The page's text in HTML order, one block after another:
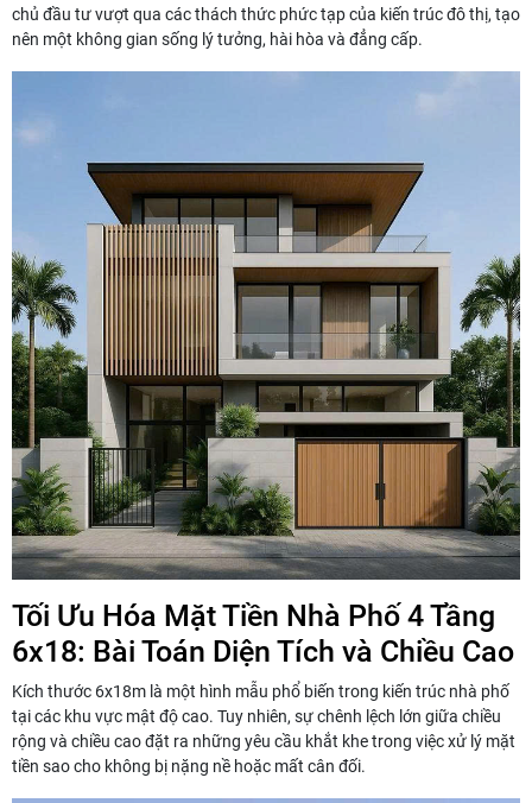
chủ đầu tư vượt qua các thách thức phức tạp của kiến trúc đô thị, tạo
nên một không gian sống lý tưởng, hài hòa và đẳng cấp.
Tối Ưu Hóa Mặt Tiền Nhà Phố 4 Tầng
6x18: Bài Toán Diện Tích và Chiều Cao
Kích thước 6x18m là một hình mẫu phổ biến trong kiến trúc nhà phố
tại các khu vực mật độ cao. Tuy nhiên, sự chênh lệch lớn giữa chiều
rộng và chiều cao đặt ra những yêu cầu khắt khe trong việc xử lý mặt
tiền sao cho không bị nặng nề hoặc mất cân đối.